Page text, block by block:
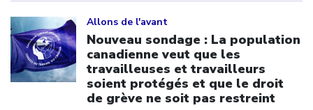
Allons de l'avant
Nouveau sondage : La population
canadienne veut que les
travailleuses et travailleurs
soient protégés et que le droit
de grève ne soit pas restreint